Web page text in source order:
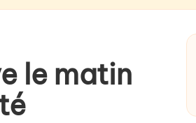
savoir
delà du jeu vidéo
le matin